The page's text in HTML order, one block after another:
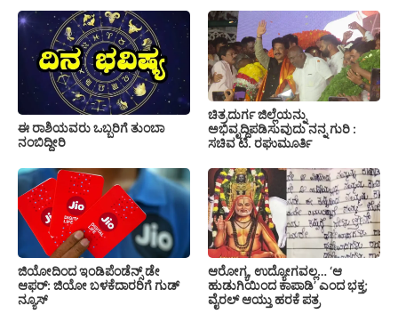
ಈ ರಾಶಿಯವರು ಒಬ್ಬರಿಗೆ ತುಂಬಾ
ನಂಬಿದ್ದೀರಿ
ಚಿತ್ರದುರ್ಗ ಜಿಲ್ಲೆಯನ್ನು
ಅಭಿವೃದ್ದಿಪಡಿಸುವುದು ನನ್ನ ಗುರಿ :
ಸಚಿವ ಟಿ. ರಘುಮೂರ್ತಿ
ಜಿಯೋದಿಂದ ಇಂಡಿಪೆಂಡೆನ್ಸ್ ಡೇ
ಆಫರ್: ಜಿಯೋ ಬಳಕೆದಾರರಿಗೆ ಗುಡ್
ನ್ಯೂಸ್
ಆರೋಗ್ಯ, ಉದ್ಯೋಗವಲ್ಲ… ‘ಆ
ಹುಡುಗಿಯಿಂದ ಕಾಪಾಡಿ’ ಎಂದ ಭಕ್ತ;
ವೈರಲ್ ಆಯ್ತು ಹರಕೆ ಪತ್ರ